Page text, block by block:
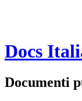
Docs
Documenti